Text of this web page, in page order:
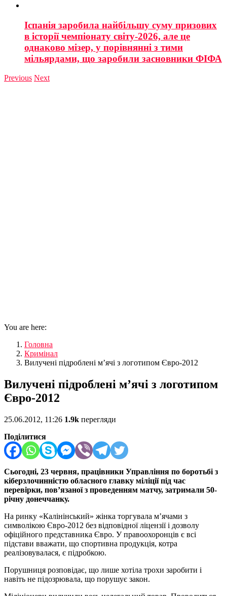
Іспанія заробила найбільшу суму призових
в історії чемпіонату світу-2026, але це
однаково мізер, у порівнянні з тими
мільярдами, що заробили засновники ФІФА
Previous Next
You are here:
Головна
Кримінал
Вилучені підроблені м’ячі з логотипом Євро-2012
Вилучені підроблені м’ячі з логотипом
Євро-2012
25.06.2012, 11:26 1.9k перегляди
Поділитися
Сьогодні, 23 червня, працівники Управління по боротьбі з
кіберзлочинністю обласного главку міліції під час
перевірки, пов’язаної з проведенням матчу, затримали 50-
річну донеччанку.
На ринку «Калінінський» жінка торгувала м’ячами з
символікою Євро-2012 без відповідної ліцензії і дозволу
офіційного представника Євро. У правоохоронців є всі
підстави вважати, що спортивна продукція, котра
реалізовувалася, є підробкою.
Порушниця розповідає, що лише хотіла трохи заробити і
навіть не підозрювала, що порушує закон.